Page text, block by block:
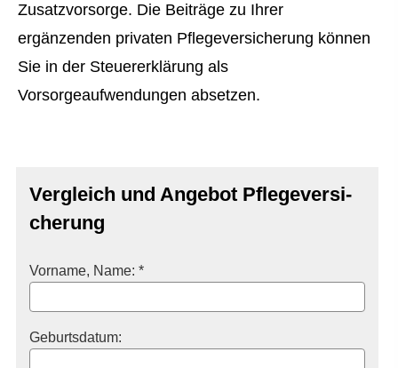
Zusatzvorsorge. Die Beiträge zu Ihrer
ergänzenden privaten Pflege­ver­si­che­rung können
Sie in der Steuererklärung als
Vorsorgeaufwendungen absetzen.
Vergleich und Angebot Pflege­ver­si­
che­rung
Vorname, Name: *
Geburts­datum: